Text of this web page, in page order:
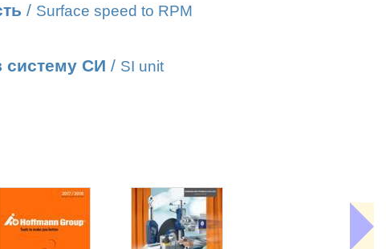
/ Surface speed to RPM
систему СИ / SI unit